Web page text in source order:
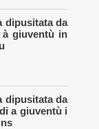
dipusitata da
giuventù in
dipusitata da
a giuventù i